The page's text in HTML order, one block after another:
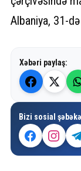
Albaniya, 31-
Xəbəri paylaş:
Bizi sosial